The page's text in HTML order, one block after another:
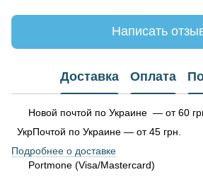
Написать
Доставка Оплата
Новой почтой по Украине — от 60
УкрПочтой по Украине — от 45 грн.
Подробнее о доставке
Portmone (Visa/Mastercard)